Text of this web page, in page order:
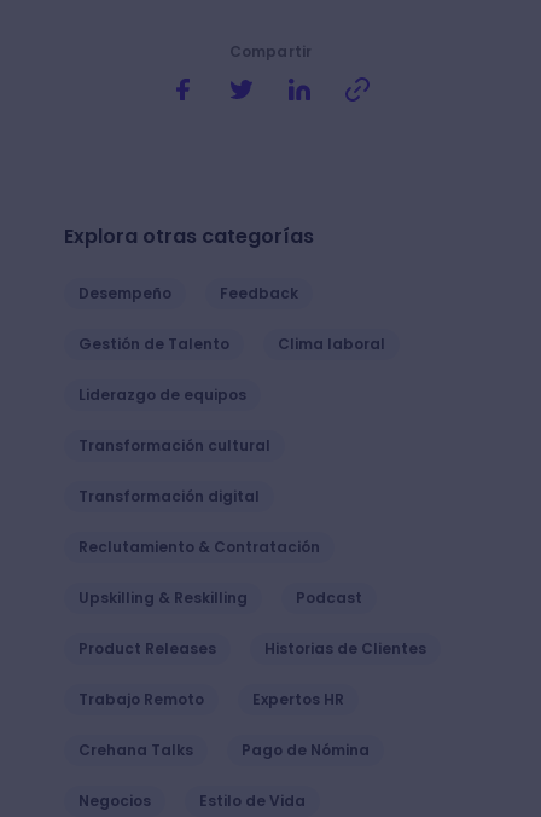
Compartir
Explora otras categorías
Desempeño Feedback
Gestión de Talento Clima laboral
Liderazgo de equipos
Transformación cultural
Transformación digital
Reclutamiento & Contratación
Upskilling & Reskilling Podcast
Product Releases Historias de Clientes
Trabajo Remoto Expertos HR
Crehana Talks Pago de Nómina
Negocios Estilo de Vida